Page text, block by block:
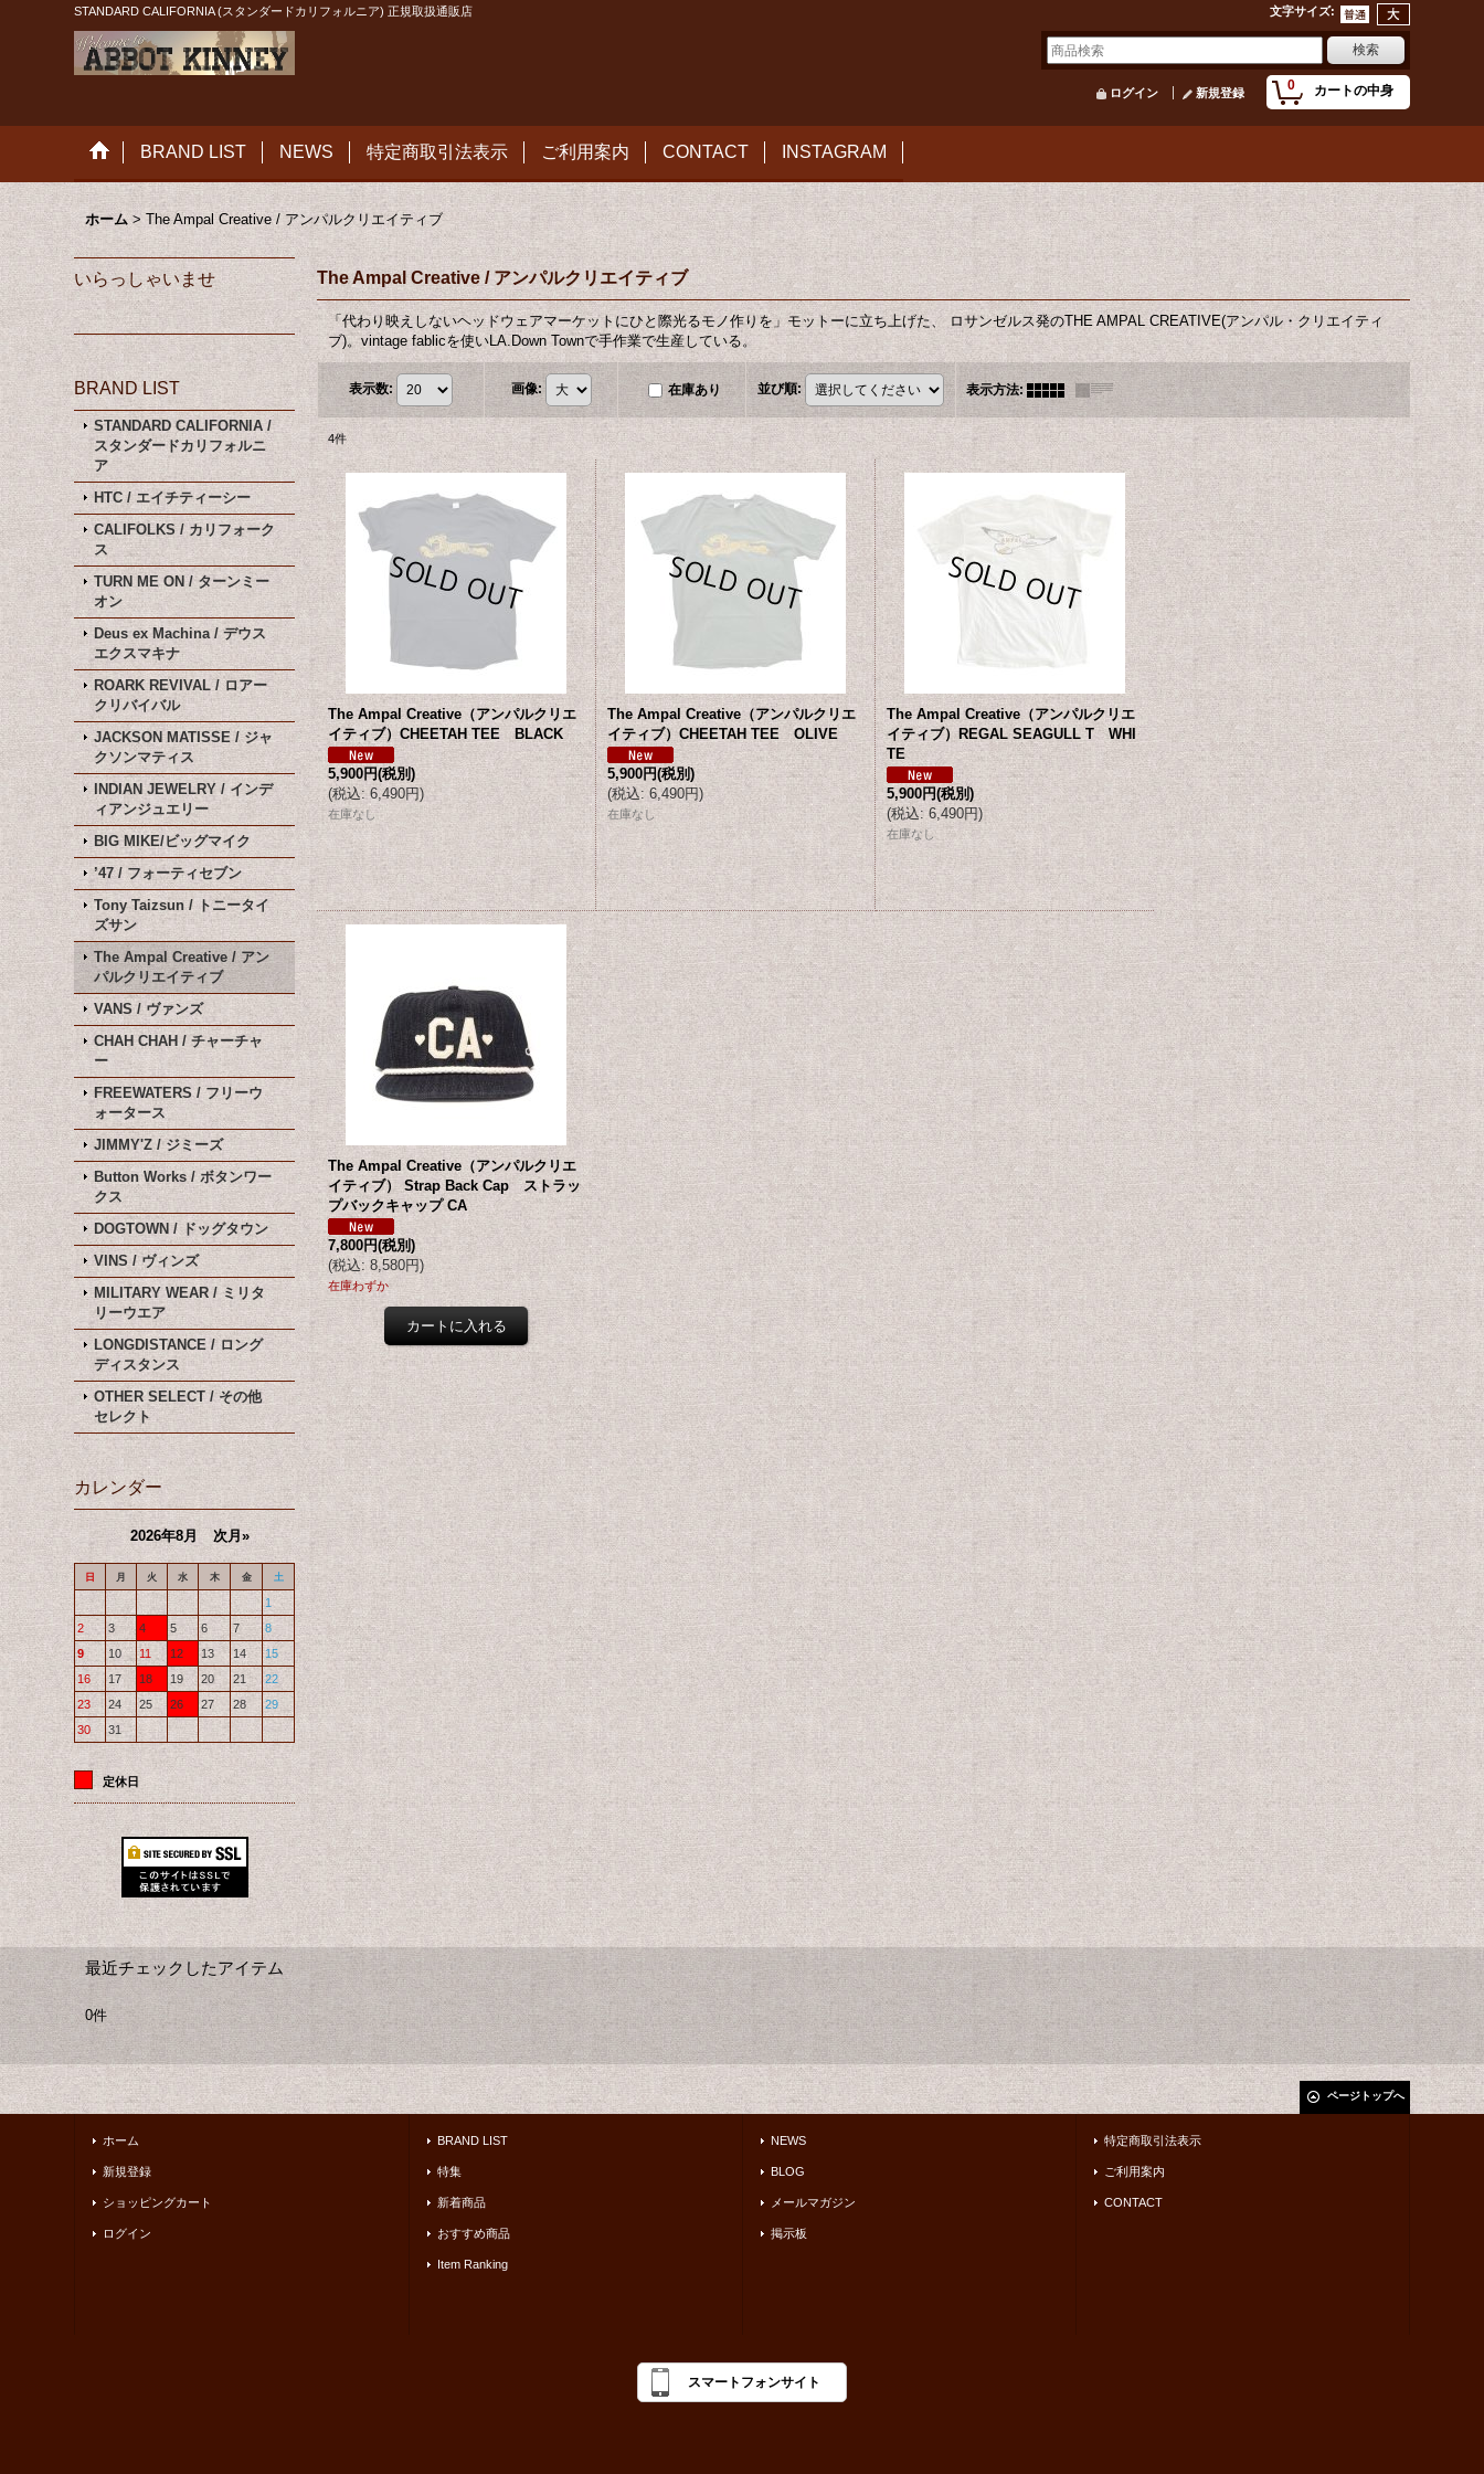
STANDARD CALIFORNIA (スタンダードカリフォルニア) 正規取扱通販店 文字サイズ:
0 カートの中身
ログイン 新規登録
BRAND LIST NEWS 特定商取引法表示 ご利用案内 CONTACT INSTAGRAM
ホーム > The Ampal Creative / アンパルクリエイティブ
いらっしゃいませ
BRAND LIST
STANDARD CALIFORNIA /
スタンダードカリフォルニ
ア
HTC / エイチティーシー
CALIFOLKS / カリフォーク
ス
TURN ME ON / ターンミー
オン
Deus ex Machina / デウス
エクスマキナ
ROARK REVIVAL / ロアー
クリバイバル
JACKSON MATISSE / ジャ
クソンマティス
INDIAN JEWELRY / インデ
ィアンジュエリー
BIG MIKE/ビッグマイク
’47 / フォーティセブン
Tony Taizsun / トニータイ
ズサン
The Ampal Creative / アン
パルクリエイティブ
VANS / ヴァンズ
CHAH CHAH / チャーチャ
ー
FREEWATERS / フリーウ
ォータース
JIMMY'Z / ジミーズ
Button Works / ボタンワー
クス
DOGTOWN / ドッグタウン
VINS / ヴィンズ
MILITARY WEAR / ミリタ
リーウエア
LONGDISTANCE / ロング
ディスタンス
OTHER SELECT / その他
セレクト
カレンダー
2026年8月 次月»
日 月 火 水 木 金 土
1
2
3 4 5 6 7
8
9
10 11 12 13 14
15
16
17 18 19 20 21
22
23
24 25 26 27 28
29
30
31
定休日
The Ampal Creative / アンパルクリエイティブ
「代わり映えしないヘッドウェアマーケットにひと際光るモノ作りを」モットーに立ち上げた、 ロサンゼルス発のTHE AMPAL CREATIVE(アンパル・クリエイティ
ブ)。vintage fablicを使いLA.Down Townで手作業で生産している。
表示数: 画像: 在庫あり 並び順: 表示方法:
4件
The Ampal Creative（アンパルクリエ
イティブ）CHEETAH TEE BLACK
5,900円(税別)
(税込: 6,490円)
在庫なし
The Ampal Creative（アンパルクリエ
イティブ）CHEETAH TEE OLIVE
5,900円(税別)
(税込: 6,490円)
在庫なし
The Ampal Creative（アンパルクリエ
イティブ）REGAL SEAGULL T WHI
TE
5,900円(税別)
(税込: 6,490円)
在庫なし
The Ampal Creative（アンパルクリエ
イティブ） Strap Back Cap ストラッ
プバックキャップ CA
7,800円(税別)
(税込: 8,580円)
在庫わずか
最近チェックしたアイテム
0件
ページトップへ
ホーム
新規登録
ショッピングカート
ログイン
BRAND LIST
特集
新着商品
おすすめ商品
Item Ranking
NEWS
BLOG
メールマガジン
掲示板
特定商取引法表示
ご利用案内
CONTACT
スマートフォンサイト